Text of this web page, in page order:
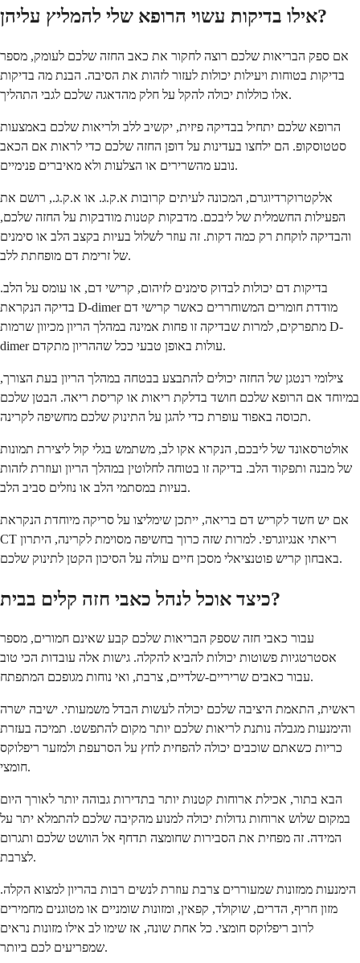
אילו בדיקות עשוי הרופא שלי להמליץ עליהן?
אם ספק הבריאות שלכם רוצה לחקור את כאב החזה שלכם לעומק, מספר
בדיקות בטוחות ויעילות יכולות לעזור לזהות את הסיבה. הבנת מה בדיקות
אלו כוללות יכולה להקל על חלק מהדאגה שלכם לגבי התהליך.
הרופא שלכם יתחיל בבדיקה פיזית, יקשיב ללב ולריאות שלכם באמצעות
סטטוסקופ. הם ילחצו בעדינות על דופן החזה שלכם כדי לראות אם הכאב
נובע מהשרירים או הצלעות ולא מאיברים פנימיים.
אלקטרוקרדיוגרם, המכונה לעיתים קרובות א.ק.ג. או א.ק.ג., רושם את
הפעילות החשמלית של ליבכם. מדבקות קטנות מודבקות על החזה שלכם,
והבדיקה לוקחת רק כמה דקות. זה עוזר לשלול בעיות בקצב הלב או סימנים
של זרימת דם מופחתת ללב.
בדיקות דם יכולות לבדוק סימנים לזיהום, קרישי דם, או עומס על הלב.
בדיקה הנקראת D-dimer מודדת חומרים המשוחררים כאשר קרישי דם
מתפרקים, למרות שבדיקה זו פחות אמינה במהלך הריון מכיוון שרמות D-
dimer עולות באופן טבעי ככל שההריון מתקדם.
צילומי רנטגן של החזה יכולים להתבצע בבטחה במהלך הריון בעת הצורך,
במיוחד אם הרופא שלכם חושד בדלקת ריאות או קריסת ריאה. הבטן שלכם
תכוסה באפוד עופרת כדי להגן על התינוק שלכם מחשיפה לקרינה.
אולטרסאונד של ליבכם, הנקרא אקו לב, משתמש בגלי קול ליצירת תמונות
של מבנה ותפקוד הלב. בדיקה זו בטוחה לחלוטין במהלך הריון ועוזרת לזהות
בעיות במסתמי הלב או נוזלים סביב הלב.
אם יש חשד לקריש דם בריאה, ייתכן שימליצו על סריקה מיוחדת הנקראת
CT ריאתי אנגיוגרפי. למרות שזה כרוך בחשיפה מסוימת לקרינה, היתרון
באבחון קריש פוטנציאלי מסכן חיים עולה על הסיכון הקטן לתינוק שלכם.
כיצד אוכל לנהל כאבי חזה קלים בבית?
עבור כאבי חזה שספק הבריאות שלכם קבע שאינם חמורים, מספר
אסטרטגיות פשוטות יכולות להביא להקלה. גישות אלה עובדות הכי טוב
עבור כאבים שריריים-שלדיים, צרבת, ואי נוחות מגופכם המתפתח.
ראשית, התאמת היציבה שלכם יכולה לעשות הבדל משמעותי. ישיבה ישרה
והימנעות מגבלה נותנת לריאות שלכם יותר מקום להתפשט. תמיכה בעזרת
כריות כשאתם שוכבים יכולה להפחית לחץ על הסרעפת ולמזער ריפלוקס
חומצי.
הבא בתור, אכילת ארוחות קטנות יותר בתדירות גבוהה יותר לאורך היום
במקום שלוש ארוחות גדולות יכולה למנוע מהקיבה שלכם להתמלא יתר על
המידה. זה מפחית את הסבירות שחומצה תדחף אל הוושט שלכם ותגרום
לצרבת.
הימנעות ממזונות שמעוררים צרבת עוזרת לנשים רבות בהריון למצוא הקלה.
מזון חריף, הדרים, שוקולד, קפאין, ומזונות שומניים או מטוגנים מחמירים
לרוב ריפלוקס חומצי. כל אחת שונה, אז שימו לב אילו מזונות נראים
שמפריעים לכם ביותר.